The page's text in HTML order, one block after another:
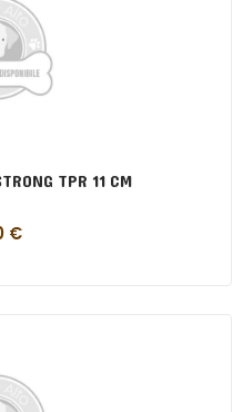
TPR 11 CM
€